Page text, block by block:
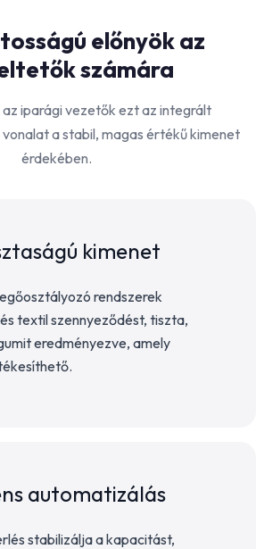
előnyök az
számára
iparági vezetők ezt az integrált
a stabil, magas értékű kimenet
érdekében.
kimenet
rendszerek
textil szennyeződést, tiszta,
eredményezve, amely
automatizálás
stabilizálja a kapacitást,